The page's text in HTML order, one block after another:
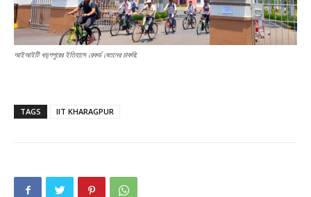
আইআইটি খড়্গপুরের ইতিহাসে রেকর্ড বেতনের চাকরি:
TAGS IIT KHARAGPUR